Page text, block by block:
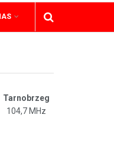
Tarnobrzeg
104,7 MHz